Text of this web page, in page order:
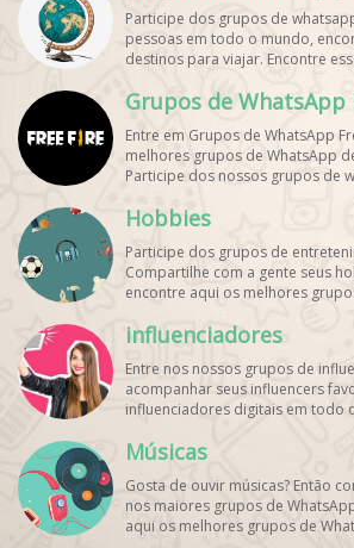
Participe dos grupos de
pessoas em todo o mundo,
destinos para viajar. Encontre
Grupos de WhatsApp
Entre em Grupos de WhatsApp
melhores grupos de WhatsApp
Participe dos nossos grupos de
Hobbies
Participe dos grupos de
Compartilhe com a gente seus
encontre aqui os melhores
influenciadores
Entre nos nossos grupos de
acompanhar seus influencers
influenciadores digitais em todo
Músicas
Gosta de ouvir músicas? Então
nos maiores grupos de
aqui os melhores grupos de